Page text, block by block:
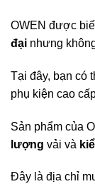
OWEN được
đại nhưng
Tại đây, bạn có
phụ kiện cao
Sản phẩm của
lượng vải và
Đây là địa chỉ